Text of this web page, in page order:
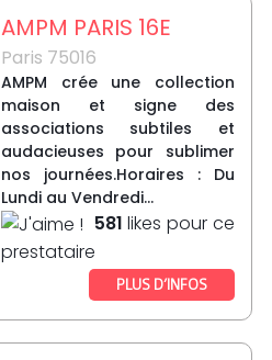
AMPM PARIS 16E
Paris 75016
AMPM crée une collection
maison et signe des
associations subtiles et
audacieuses pour sublimer
nos journées.Horaires : Du
Lundi au Vendredi...
581 likes pour ce
prestataire
PLUS D’INFOS